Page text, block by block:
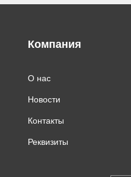
Компания
О нас
Новости
Контакты
Реквизиты